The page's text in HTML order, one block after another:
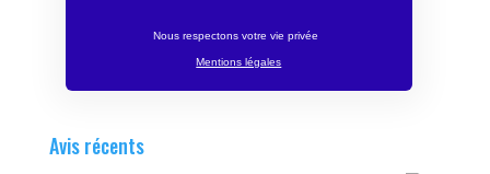
Nous respectons votre vie privée
Mentions légales
Avis récents